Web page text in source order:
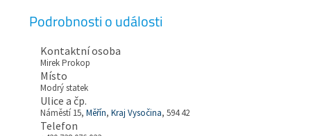
Podrobnosti o události
Kontaktní osoba
Mirek Prokop
Místo
Modrý statek
Ulice a čp.
Náměstí 15,Měřín,Kraj Vysočina, 594 42
Telefon